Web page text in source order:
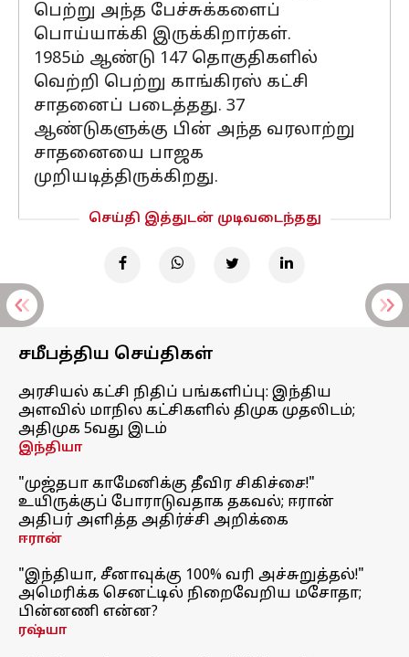
பெற்று அந்த பேச்சுக்களைப்
பொய்யாக்கி இருக்கிறார்கள்.
1985ம் ஆண்டு 147 தொகுதிகளில்
வெற்றி பெற்று காங்கிரஸ் கட்சி
சாதனைப் படைத்தது. 37
ஆண்டுகளுக்கு பின் அந்த வரலாற்று
சாதனையை பாஜக
முறியடித்திருக்கிறது.
செய்தி இத்துடன் முடிவடைந்தது
சமீபத்திய செய்திகள்
அரசியல் கட்சி நிதிப் பங்களிப்பு: இந்திய
அளவில் மாநில கட்சிகளில் திமுக முதலிடம்;
அதிமுக 5வது இடம்
இந்தியா
"முஜ்தபா காமேனிக்கு தீவிர சிகிச்சை!"
உயிருக்குப் போராடுவதாக தகவல்; ஈரான்
அதிபர் அளித்த அதிர்ச்சி அறிக்கை
ஈரான்
"இந்தியா, சீனாவுக்கு 100% வரி அச்சுறுத்தல்!"
அமெரிக்க செனட்டில் நிறைவேறிய மசோதா;
பின்னணி என்ன?
ரஷ்யா